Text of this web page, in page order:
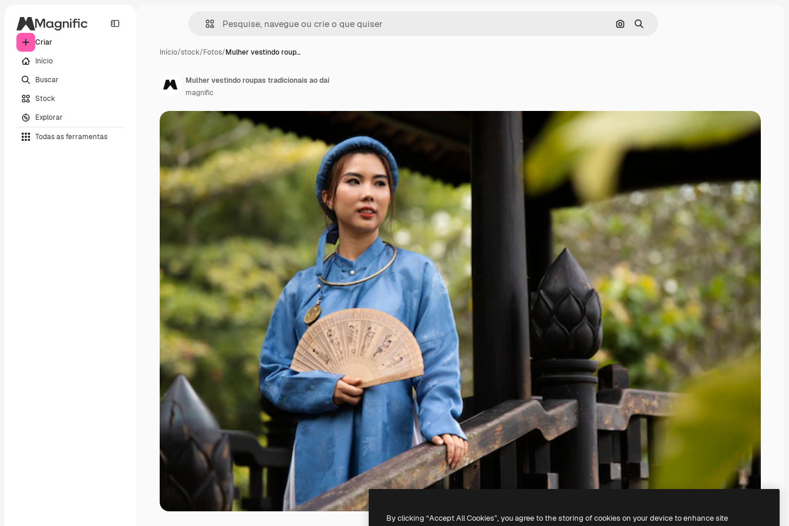
Criar
Início
Buscar
Stock
Explorar
Todas as ferramentas
Pesquisar por imagem
Buscar
Início/stock/Fotos/Mulher vestindo roup…
Mulher vestindo roupas tradicionais ao dai
magnific
By clicking “Accept All Cookies”, you agree to the storing of cookies on your device to enhance site